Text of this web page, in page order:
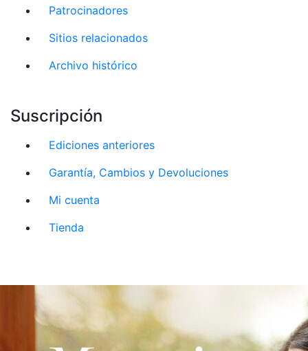
Patrocinadores
Sitios relacionados
Archivo histórico
Suscripción
Ediciones anteriores
Garantía, Cambios y Devoluciones
Mi cuenta
Tienda